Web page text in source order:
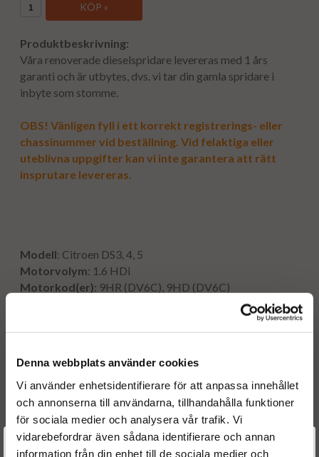
Denna webbplats använder cookies
Vi använder enhetsidentifierare för att anpassa innehållet
och annonserna till användarna, tillhandahålla funktioner
för sociala medier och analysera vår trafik. Vi
vidarebefordrar även sådana identifierare och annan
information från din enhet till de sociala medier och
KÖP »
Produktbeskrivning:
Våra renoverade dieselspridare levereras med 1 års
garanti och är utbytes, dvs. vi tar din gamla spridare i
inbyte som stomme.
OBS! Vänligen fyll i ett korrekt registrerings- eller
chassinummer vid beställning. Vid felaktiga eller
uteblivna uppgifter kan vi inte garantera att rätt
insprutare levereras.
Modell: Citroen DS3, 4, 5
Motorvolym: 1.6 HDi
Motorkod(er): 9HR (DV6C), 9HD (DV6C)
År: 2009 - 2015
Originalnummer:
00001980ER 36001726
00001980ET 36001727
00001980R9 36001728Välkommen till